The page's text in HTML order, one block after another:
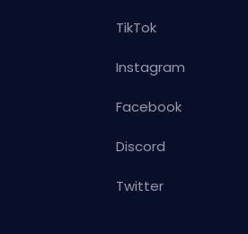
TikTok
Instagram
Facebook
Discord
Twitter